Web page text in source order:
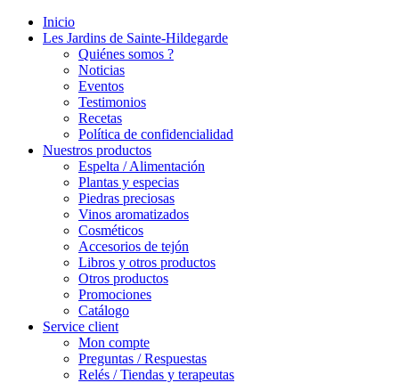
Inicio
Les Jardins de Sainte-Hildegarde
Quiénes somos ?
Noticias
Eventos
Testimonios
Recetas
Política de confidencialidad
Nuestros productos
Espelta / Alimentación
Plantas y especias
Piedras preciosas
Vinos aromatizados
Cosméticos
Accesorios de tejón
Libros y otros productos
Otros productos
Promociones
Catálogo
Service client
Mon compte
Preguntas / Respuestas
Relés / Tiendas y terapeutas